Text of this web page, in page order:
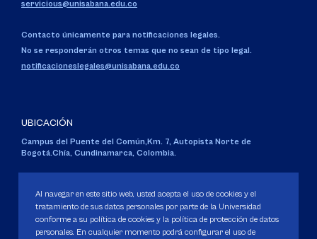
servicious@unisabana.edu.co
Contacto únicamente para notificaciones legales.
No se responderán otros temas que no sean de tipo legal.
notificacioneslegales@unisabana.edu.co
UBICACIÓN
Campus del Puente del Común,Km. 7, Autopista Norte de
Bogotá.Chía, Cundinamarca, Colombia.
Personería Jurídica:Resolución 130 del 14 de enero de 1980.
Ministerio de Educación Nacional.
Al navegar en este sitio web, usted acepta el uso de cookies y el
tratamiento de sus datos personales por parte de la Universidad
conforme a su política de cookies y la política de protección de datos
personales. En cualquier momento podrá configurar el uso de